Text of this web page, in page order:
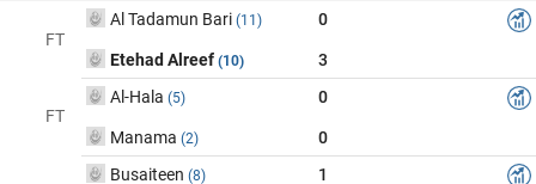
FT
Al Tadamun Bari (11) 0
Etehad Alreef (10) 3
FT
Al-Hala (5) 0
Manama (2) 0
Busaiteen (8) 1